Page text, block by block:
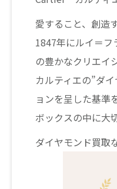
愛すること、創造
1847年にルイ＝フ
の豊かなクリエイ
カルティエの”ダ
ョンを呈した基準
ボックスの中に大
ダイヤモンド買取